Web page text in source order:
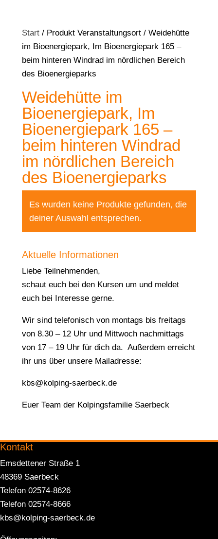
Start/ Produkt Veranstaltungsort / Weidehütte
im Bioenergiepark, Im Bioenergiepark 165 –
beim hinteren Windrad im nördlichen Bereich
des Bioenergieparks
Weidehütte im
Bioenergiepark, Im
Bioenergiepark 165 –
beim hinteren Windrad
im nördlichen Bereich
des Bioenergieparks
Es wurden keine Produkte gefunden, die
deiner Auswahl entsprechen.
Aktuelle Informationen
Liebe Teilnehmenden,
schaut euch bei den Kursen um und meldet
euch bei Interesse gerne.
Wir sind telefonisch von montags bis freitags
von 8.30 – 12 Uhr und Mittwoch nachmittags
von 17 – 19 Uhr für dich da. Außerdem erreicht
ihr uns über unsere Mailadresse:
kbs@kolping-saerbeck.de
Euer Team der Kolpingsfamilie Saerbeck
Kontakt
Emsdettener Straße 1
48369 Saerbeck
Telefon 02574-8626
Telefon 02574-8666
kbs@kolping-saerbeck.de